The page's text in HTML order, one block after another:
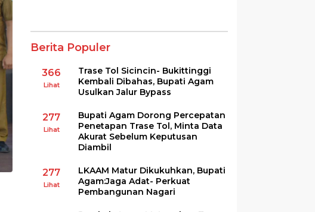
Berita Populer
366
Lihat
Trase Tol Sicincin- Bukittinggi
Kembali Dibahas, Bupati Agam
Usulkan Jalur Bypass
277
Lihat
Bupati Agam Dorong Percepatan
Penetapan Trase Tol, Minta Data
Akurat Sebelum Keputusan
Diambil
277
Lihat
LKAAM Matur Dikukuhkan, Bupati
Agam:Jaga Adat- Perkuat
Pembangunan Nagari